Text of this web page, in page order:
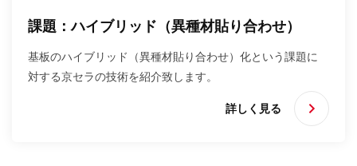
課題：ハイブリッド（異種材貼り合わせ）
基板のハイブリッド（異種材貼り合わせ）化という課題に
対する京セラの技術を紹介致します。
詳しく見る